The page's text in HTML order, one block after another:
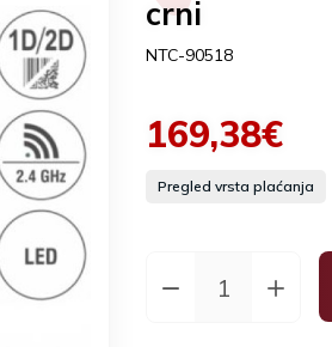
crni
NTC-90518
169,38€
Pregled vrsta plaćanja